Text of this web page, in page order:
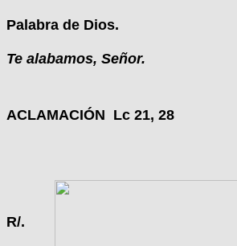
Palabra de Dios.
Te alabamos, Señor.
ACLAMACIÓN Lc 21, 28
R/.